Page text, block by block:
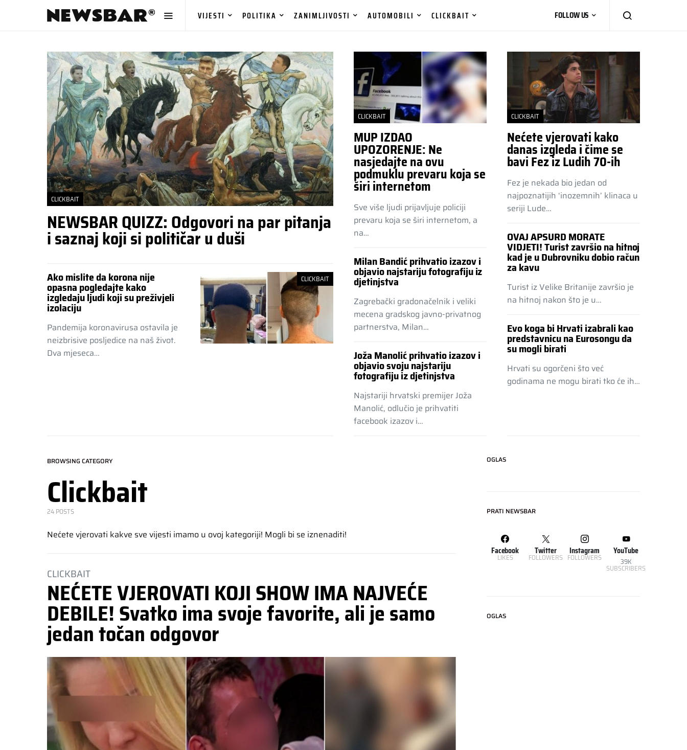
VIJESTI POLITIKA ZANIMLJIVOSTI AUTOMOBILI CLICKBAIT FOLLOW US
CLICKBAIT
NEWSBAR QUIZZ: Odgovori na par pitanja
i saznaj koji si političar u duši
CLICKBAIT
Ako mislite da korona nije
opasna pogledajte kako
izgledaju ljudi koji su preživjeli
izolaciju
Pandemija koronavirusa ostavila je
neizbrisive posljedice na naš život.
Dva mjeseca…
CLICKBAIT
MUP IZDAO
UPOZORENJE: Ne
nasjedajte na ovu
podmuklu prevaru koja se
širi internetom
Sve više ljudi prijavljuje policiji
prevaru koja se širi internetom, a
na…
Milan Bandić prihvatio izazov i
objavio najstariju fotografiju iz
djetinjstva
Zagrebački gradonačelnik i veliki
mecena gradskog javno-privatnog
partnerstva, Milan…
Joža Manolić prihvatio izazov i
objavio svoju najstariju
fotografiju iz djetinjstva
Najstariji hrvatski premijer Joža
Manolić, odlučio je prihvatiti
facebook izazov i…
CLICKBAIT
Nećete vjerovati kako
danas izgleda i čime se
bavi Fez iz Ludih 70-ih
Fez je nekada bio jedan od
najpoznatijih ‘inozemnih’ klinaca u
seriji Lude…
OVAJ APSURD MORATE
VIDJETI! Turist završio na hitnoj
kad je u Dubrovniku dobio račun
za kavu
Turist iz Velike Britanije završio je
na hitnoj nakon što je u…
Evo koga bi Hrvati izabrali kao
predstavnicu na Eurosongu da
su mogli birati
Hrvati su ogorčeni što već
godinama ne mogu birati tko će ih…
BROWSING CATEGORY
Clickbait
24 POSTS
Nećete vjerovati kakve sve vijesti imamo u ovoj kategoriji! Mogli bi se iznenaditi!
CLICKBAIT
NEĆETE VJEROVATI KOJI SHOW IMA NAJVEĆE
DEBILE! Svatko ima svoje favorite, ali je samo
jedan točan odgovor
OGLAS
PRATI NEWSBAR
Facebook
LIKES
Twitter
FOLLOWERS
Instagram
FOLLOWERS
YouTube
39K
SUBSCRIBERS
OGLAS